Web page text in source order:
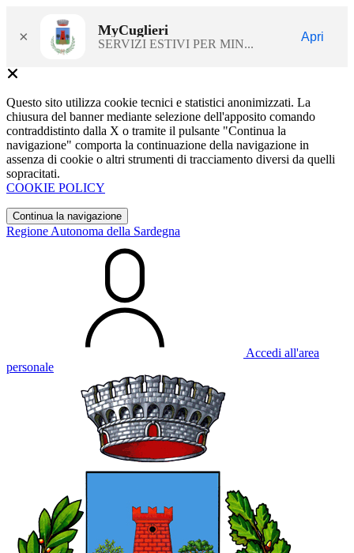
× MyCuglieri
SERVIZI ESTIVI PER MIN...
Apri
Questo sito utilizza cookie tecnici e statistici anonimizzati. La
chiusura del banner mediante selezione dell'apposito comando
contraddistinto dalla X o tramite il pulsante "Continua la
navigazione" comporta la continuazione della navigazione in
assenza di cookie o altri strumenti di tracciamento diversi da quelli
sopracitati.
COOKIE POLICY
Continua la navigazione
Regione Autonoma della Sardegna
Accedi all'area
personale